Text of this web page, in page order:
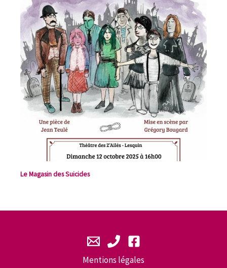
Le Magasin des Suicides
Mentions légales